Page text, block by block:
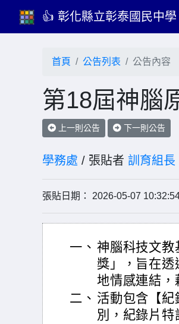
👍 彰化縣立彰泰國民中
首頁 公告列表 公告內容
第18屆神腦
上一則公告 下一則公告
學務處 / 張貼者 訓育組長
張貼日期： 2026-05-07
一、 神腦科技文教
獎」，旨在
地情感連結，
二、 活動包含【
別，紀錄片